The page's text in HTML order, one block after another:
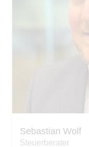
Sebastian Wolf
Steuerberater